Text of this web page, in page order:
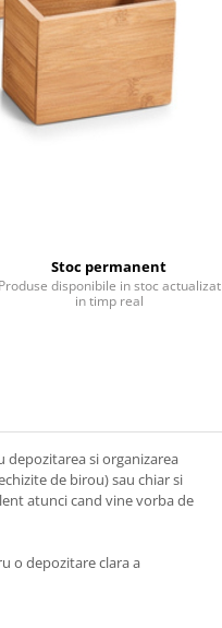
Stoc permanent
Produse disponibile in stoc actualizat
in timp real
si organizarea
de birou) sau chiar si
atunci cand vine vorba de
o depozitare clara a